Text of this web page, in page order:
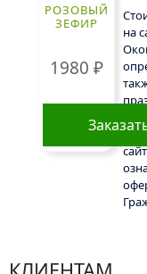
РОЗОВЫЙ
ЗЕФИР
1980 ₽
на